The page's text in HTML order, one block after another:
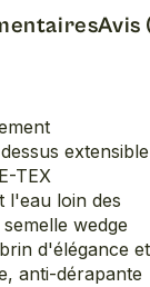
Avis
extensible
TEX
l'eau loin des
wedge
d'élégance et
anti-dérapante